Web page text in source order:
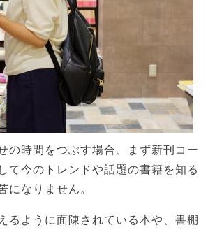
の時間をつぶす場合、まず新刊コー
て今のトレンドや話題の書籍を知る
になりません。
るように面陳されている本や、書棚